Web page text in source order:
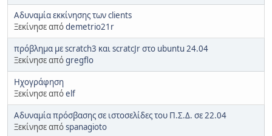
Αδυναμία εκκίνησης των clients
Ξεκίνησε απόdemetrio21r
πρόβλημα με scratch3 και scratcJr στο ubuntu 24.04
Ξεκίνησε απόgregflo
Ηχογράφηση
Ξεκίνησε απόelf
Αδυναμία πρόσβασης σε ιστοσελίδες του Π.Σ.Δ. σε 22.04
Ξεκίνησε απόspanagioto